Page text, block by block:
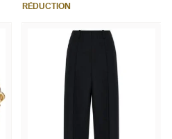
RÉDUCTION